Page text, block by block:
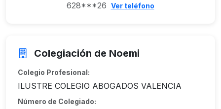
628***26 Ver teléfono
Colegiación de Noemi
Colegio Profesional:
ILUSTRE COLEGIO ABOGADOS VALENCIA
Número de Colegiado: